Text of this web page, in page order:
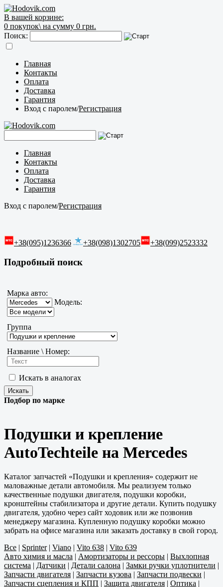
В вашей корзине:
0 покупок\ на сумму 0 грн.
Поиск:
Главная
Контакты
Оплата
Доставка
Гарантия
Вход с паролем/Регистрация
Главная
Контакты
Оплата
Доставка
Гарантия
Вход с паролем/Регистрация
+38(095)1236366 +38(098)1302705 +38(099)2523332
Подробный поиск
Марка авто:
Модель:
Группа
Название \ Номер:
Искать в аналогах
Подбор по марке
Подушки и крепление
AutoTechteile на Mercedes
Каталог запчастей «Подушки и крепления» содержит не
маловажные детали автомобиля. Мы реализуем только
качественные подушки двигателя, подушки коробки,
кронштейны стабилизатора и другие детали. Купить подушку
двигателя, удобно через сайт ходовик или же позвонив
менеджеру магазина. Купленную подушку коробки можно
забрать на офисе магазина или заказать доставку в свой город.
Все | Sprinter| Viano | Vito 638 | Vito 639
Авто химия и масла | Амортизаторы и рессоры | Выхлопная
система | Датчики | Детали салона | Замки ручки уплотнители |
Запчасти двигателя | Запчасти кузова | Запчасти подвески |
Запчасти сцепления и КПП | Защита двигателя | Оптика |